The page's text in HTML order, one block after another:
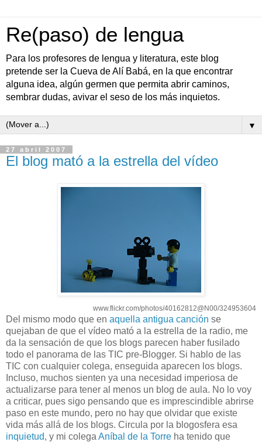
Re(paso) de lengua
Para los profesores de lengua y literatura, este blog
pretende ser la Cueva de Alí Babá, en la que encontrar
alguna idea, algún germen que permita abrir caminos,
sembrar dudas, avivar el seso de los más inquietos.
▼
27 abril 2007
El blog mató a la estrella del vídeo
www.flickr.com/photos/40162812@N00/324953604
Del mismo modo que en aquella antigua canción se
quejaban de que el vídeo mató a la estrella de la radio, me
da la sensación de que los blogs parecen haber fusilado
todo el panorama de las TIC pre-Blogger. Si hablo de las
TIC con cualquier colega, enseguida aparecen los blogs.
Incluso, muchos sienten ya una necesidad imperiosa de
actualizarse para tener al menos un blog de aula. No lo voy
a criticar, pues sigo pensando que es imprescindible abrirse
paso en este mundo, pero no hay que olvidar que existe
vida más allá de los blogs. Circula por la blogosfera esa
inquietud, y mi colega Aníbal de la Torre ha tenido que